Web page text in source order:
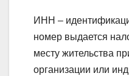
ИНН –
номер выдается
месту жительства
организации или